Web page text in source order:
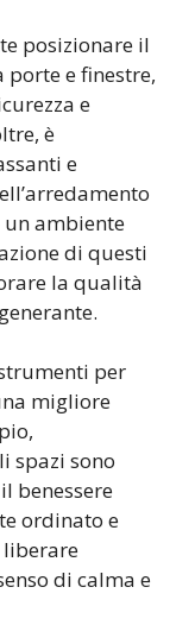
posizionare il
e finestre,
e
è
e
ambiente
di questi
la qualità
per
migliore
spazi sono
benessere
ordinato e
di calma e